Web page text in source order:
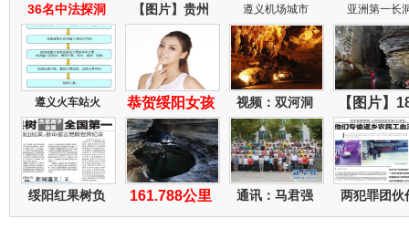
36名中法探洞 【图片】贵州 遵义机场城市 亚洲第一长
遵义火车站火 恭贺绥阳女孩 视频：双河洞 【图片】
绥阳红果树负 161.788公里 通讯：马君强 两犯罪团